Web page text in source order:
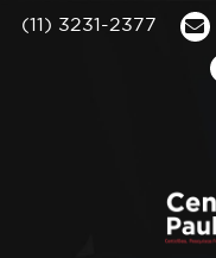
(11) 3231-2377